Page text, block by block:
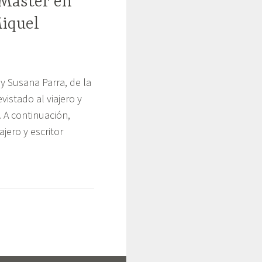
Susana Parra, de la
al viajero y
continuación,
y escritor